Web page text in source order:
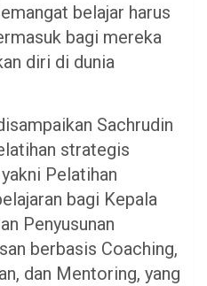
belajar harus
bagi mereka
diri di dunia
Sachrudin
strategis
Pelatihan
bagi Kepala
Penyusunan
berbasis Coaching,
dan Mentoring, yang